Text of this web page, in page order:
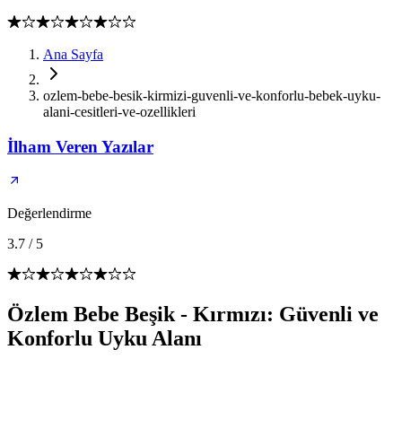
Ana Sayfa
ozlem-bebe-besik-kirmizi-guvenli-ve-konforlu-bebek-uyku-
alani-cesitleri-ve-ozellikleri
İlham Veren Yazılar
Değerlendirme
3.7 / 5
Özlem Bebe Beşik - Kırmızı: Güvenli ve
Konforlu Uyku Alanı